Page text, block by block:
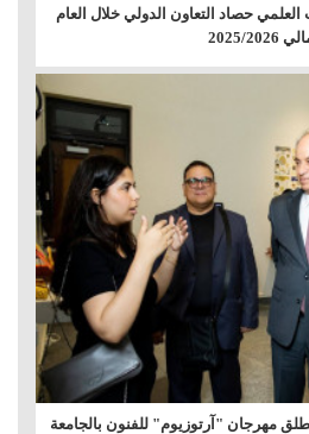
العلمي حصاد التعاون الدولي خلال العام
2025/2026
تطلق مهرجان "آرتوزيوم" للفنون بالجامعة